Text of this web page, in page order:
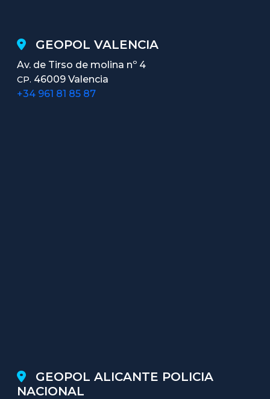
GEOPOL VALENCIA
Av. de Tirso de molina nº 4
CP. 46009 Valencia
+34 961 81 85 87
GEOPOL ALICANTE POLICIA
NACIONAL